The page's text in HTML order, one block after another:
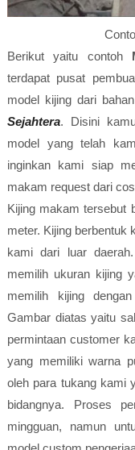
Berikut yaitu contoh
terdapat pusat
model kijing dari
Sejahtera. Disini
model yang telah
inginkan kami siap
makam request dari
Kijing makam tersebut
meter. Kijing berbentuk
kami dari luar
memilih ukuran kijing
memilih kijing
Gambar diatas yaitu
permintaan customer
yang memiliki warna
oleh para tukang kami
bidangnya. Proses
mingguan, namun